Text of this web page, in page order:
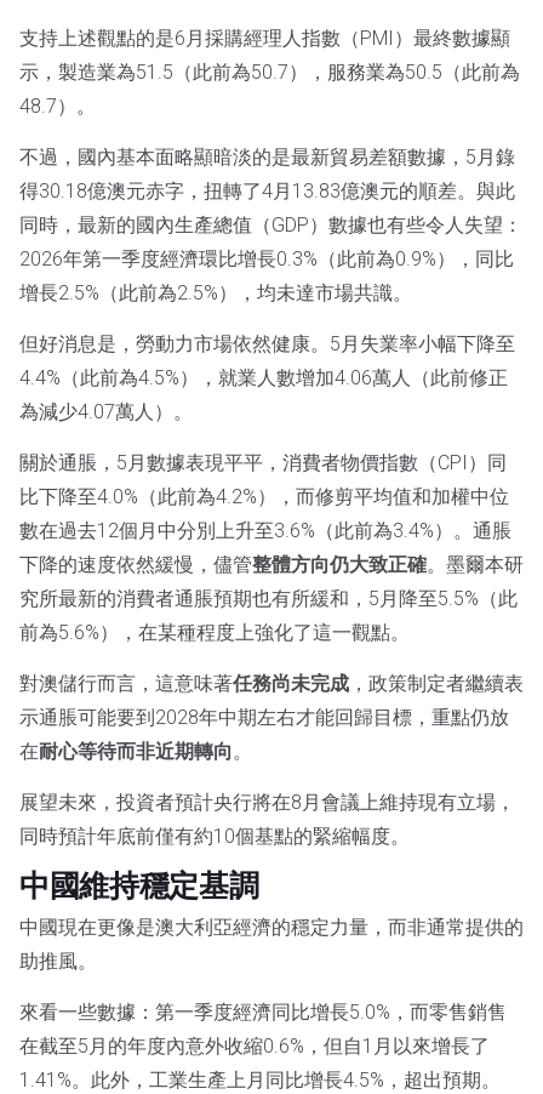
支持上述觀點的是6月採購經理人指數（PMI）最終數據顯
示，製造業為51.5（此前為50.7），服務業為50.5（此前為
48.7）。
不過，國內基本面略顯暗淡的是最新貿易差額數據，5月錄
得30.18億澳元赤字，扭轉了4月13.83億澳元的順差。與此
同時，最新的國內生產總值（GDP）數據也有些令人失望：
2026年第一季度經濟環比增長0.3%（此前為0.9%），同比
增長2.5%（此前為2.5%），均未達市場共識。
但好消息是，勞動力市場依然健康。5月失業率小幅下降至
4.4%（此前為4.5%），就業人數增加4.06萬人（此前修正
為減少4.07萬人）。
關於通脹，5月數據表現平平，消費者物價指數（CPI）同
比下降至4.0%（此前為4.2%），而修剪平均值和加權中位
數在過去12個月中分別上升至3.6%（此前為3.4%）。通脹
下降的速度依然緩慢，儘管整體方向仍大致正確。墨爾本研
究所最新的消費者通脹預期也有所緩和，5月降至5.5%（此
前為5.6%），在某種程度上強化了這一觀點。
對澳儲行而言，這意味著任務尚未完成 ，政策制定者繼續表
示通脹可能要到2028年中期左右才能回歸目標，重點仍放
在耐心等待而非近期轉向。
展望未來，投資者預計央行將在8月會議上維持現有立場，
同時預計年底前僅有約10個基點的緊縮幅度。
中國維持穩定基調
中國現在更像是澳大利亞經濟的穩定力量，而非通常提供的
助推風。
來看一些數據：第一季度經濟同比增長5.0%，而零售銷售
在截至5月的年度內意外收縮0.6%，但自1月以來增長了
1.41%。此外，工業生產上月同比增長4.5%，超出預期。